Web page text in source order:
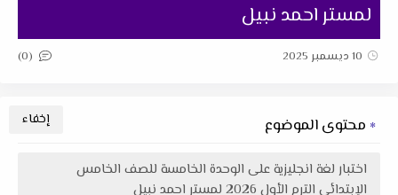
لمستر احمد نبيل
10 ديسمبر 2025 (0)
محتوى الموضوع
اختبار لغة انجليزية على الوحدة الخامسة للصف الخامس
الإبتدائي الترم الأول 2026 لمستر احمد نبيل